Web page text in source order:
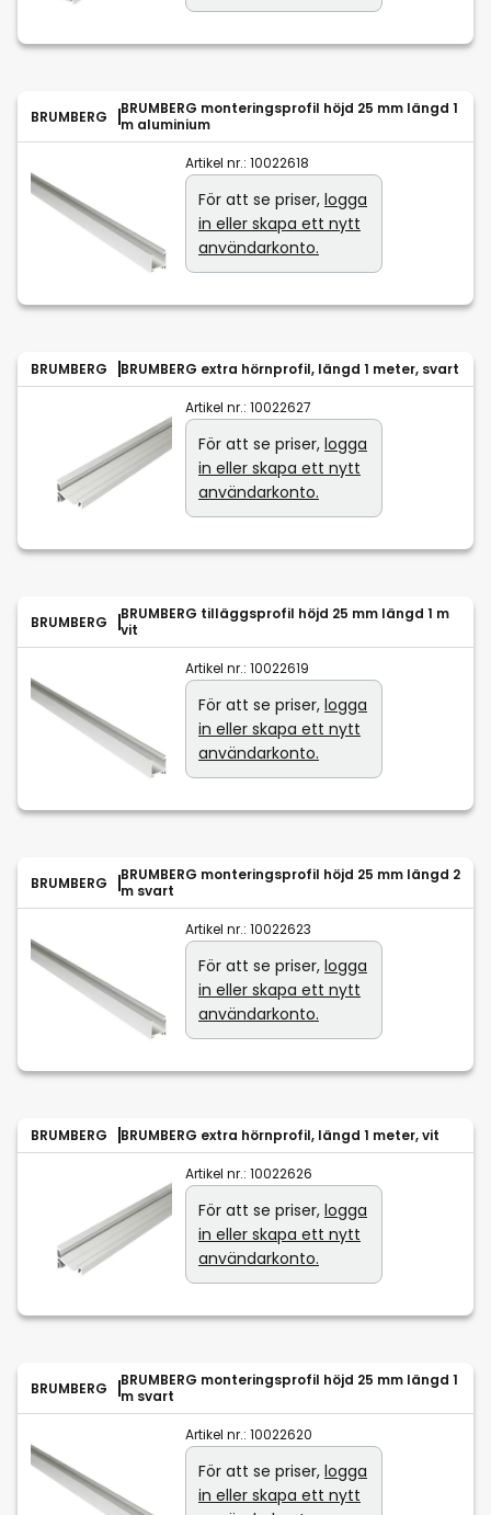
BRUMBERG
BRUMBERG monteringsprofil höjd 25 mm längd 1
m aluminium
Artikel nr.: 10022618
För att se priser, logga
in eller skapa ett nytt
användarkonto.
BRUMBERG BRUMBERG extra hörnprofil, längd 1 meter, svart
Artikel nr.: 10022627
För att se priser, logga
in eller skapa ett nytt
användarkonto.
BRUMBERG
BRUMBERG tilläggsprofil höjd 25 mm längd 1 m
vit
Artikel nr.: 10022619
För att se priser, logga
in eller skapa ett nytt
användarkonto.
BRUMBERG
BRUMBERG monteringsprofil höjd 25 mm längd 2
m svart
Artikel nr.: 10022623
För att se priser, logga
in eller skapa ett nytt
användarkonto.
BRUMBERG BRUMBERG extra hörnprofil, längd 1 meter, vit
Artikel nr.: 10022626
För att se priser, logga
in eller skapa ett nytt
användarkonto.
BRUMBERG
BRUMBERG monteringsprofil höjd 25 mm längd 1
m svart
Artikel nr.: 10022620
För att se priser, logga
in eller skapa ett nytt